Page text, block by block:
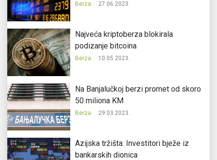
Berza 27.06.2023.
Najveća kriptoberza blokirala
podizanje bitcoina
Berza 10.05.2023.
Na Banjalučkoj berzi promet od skoro
50 miliona KM
Berza 29.03.2023.
Azijska tržišta: Investitori bježe iz
bankarskih dionica